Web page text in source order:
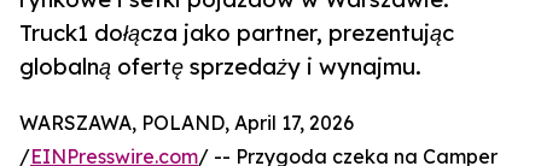
Truck1 dołącza jako partner, prezentując
globalną ofertę sprzedaży i wynajmu.
WARSZAWA, POLAND, April 17, 2026
/EINPresswire.com/ -- Przygoda czeka na Camper